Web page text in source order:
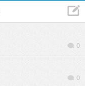
0
0